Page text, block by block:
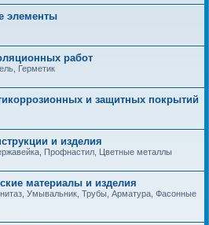
элементы
работ
Герметик
и защитных покрытий
и изделия
Профнастил, Цветные металлы
материалы и изделия
Умывальник, Трубы, Арматура, Фасонные